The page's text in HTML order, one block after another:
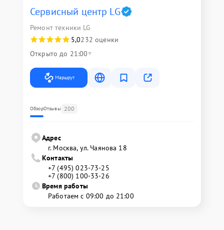
Сервисный центр LG
Ремонт техники LG
5,0232 оценки
Открыто до 21:00
Маршрут
ОбзорОтзывы 200
Адрес
г. Москва, ул. Чаянова 18
Контакты
+7 (495) 023-73-25
+7 (800) 100-33-26
Время работы
Работаем с 09:00 до 21:00